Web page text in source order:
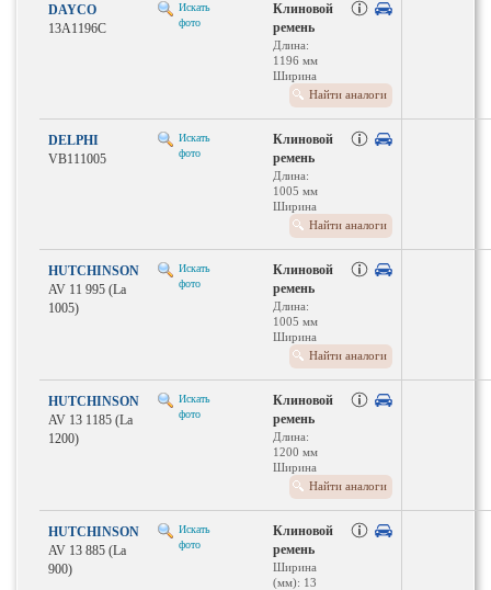
DAYCO
13A1196C
Искать
фото
Клиновой
ремень
Длина:
1196 мм
Ширина
(мм): 13Найти аналоги
DELPHI
VB111005
Искать
фото
Клиновой
ремень
Длина:
1005 мм
Ширина
(мм): 11Найти аналоги
HUTCHINSON
AV 11 995 (La
1005)
Искать
фото
Клиновой
ремень
Длина:
1005 мм
Ширина
(мм): 11Найти аналоги
HUTCHINSON
AV 13 1185 (La
1200)
Искать
фото
Клиновой
ремень
Длина:
1200 мм
Ширина
(мм): 13Найти аналоги
HUTCHINSON
AV 13 885 (La
900)
Искать
фото
Клиновой
ремень
Ширина
(мм): 13